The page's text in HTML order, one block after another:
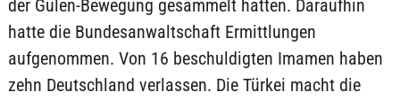
der Gülen-Bewegung gesammelt hatten. Daraufhin
hatte die Bundesanwaltschaft Ermittlungen
aufgenommen. Von 16 beschuldigten Imamen haben
zehn Deutschland verlassen. Die Türkei macht die